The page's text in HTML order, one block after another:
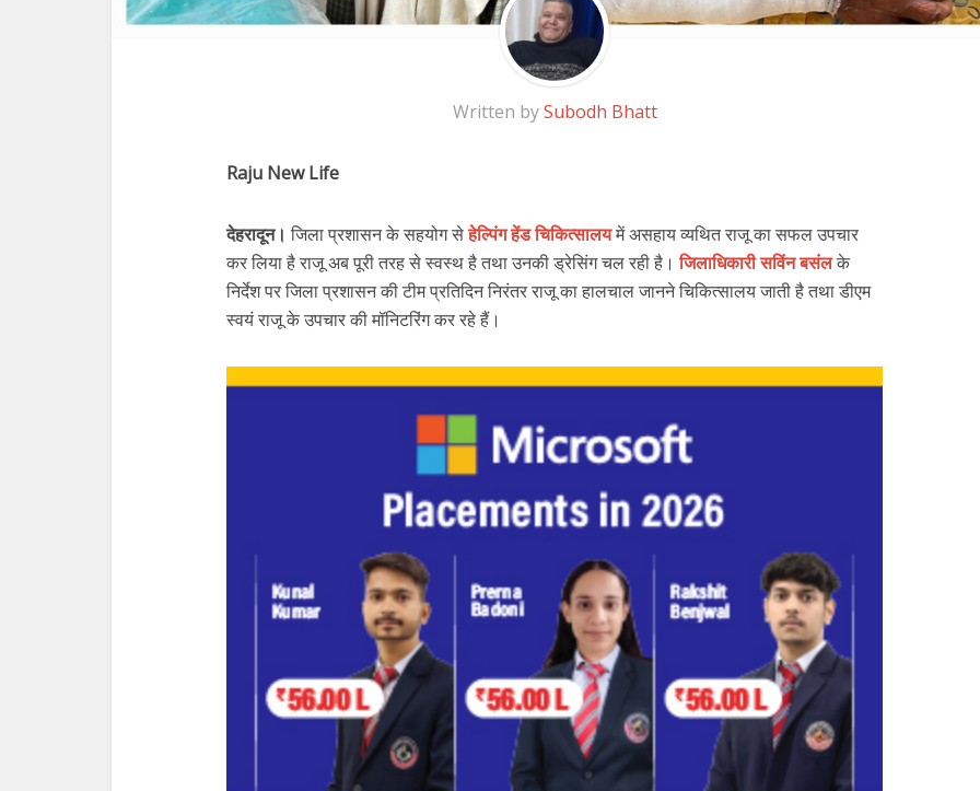
Written bySubodh Bhatt
Raju New Life
देहरादून।जिला प्रशासन के सहयोग सेहेल्पिंग हेंड चिकित्सालयमें असहाय व्यथित राजू का सफल उपचार
कर लिया है राजू अब पूरी तरह से स्वस्थ है तथा उनकी ड्रेसिंग चल रही है।जिलाधिकारी सविंन बसंलके
निर्देश पर जिला प्रशासन की टीम प्रतिदिन निरंतर राजू का हालचाल जानने चिकित्सालय जाती है तथा डीएम
स्वयं राजू के उपचार की मॉनिटरिंग कर रहे हैं।